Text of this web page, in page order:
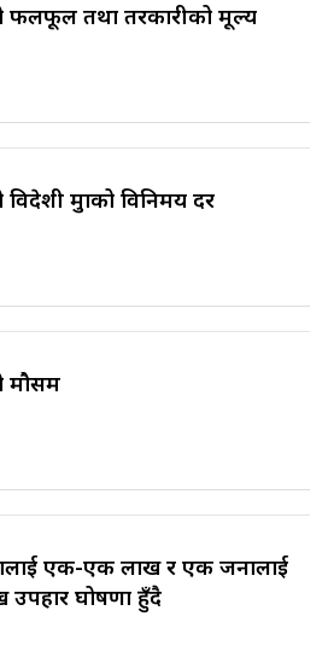
तथा तरकारीको मूल्य
मुद्राको विनिमय दर
एक-एक लाख र एक जनालाई
उपहार घोषणा हुँदै